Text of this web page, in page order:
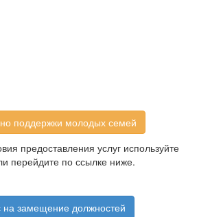
поддержки молодых семей
предоставления услуг используйте
перейдите по ссылке ниже.
на замещение должностей